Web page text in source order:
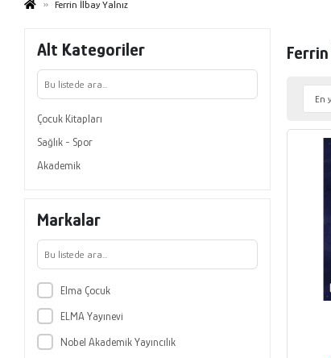
Ferrin İlbay Yalnız
Alt Kategoriler
Çocuk Kitapları
Sağlık - Spor
Akademik
Markalar
Elma Çocuk
ELMA Yayınevi
Nobel Akademik Yayıncılık
Ferrin